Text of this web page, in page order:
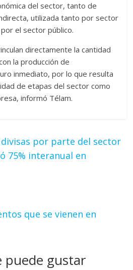
del sector, tanto de
utilizada tanto por sector
el sector público.
directamente la cantidad
la producción de
inmediato, por lo que resulta
de etapas del sector como
informó Télam.
por parte del sector
75% interanual en
que se vienen en
puede gustar